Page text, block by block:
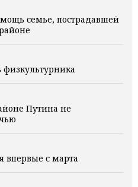
семье, пострадавшей
Путина не
впервые с марта